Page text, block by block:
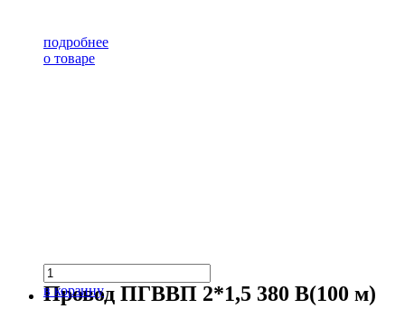
подробнее
о товаре
в корзину
Провод ПГВВП 2*1,5 380 В(100 м)